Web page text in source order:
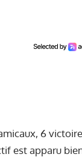
6
est apparu